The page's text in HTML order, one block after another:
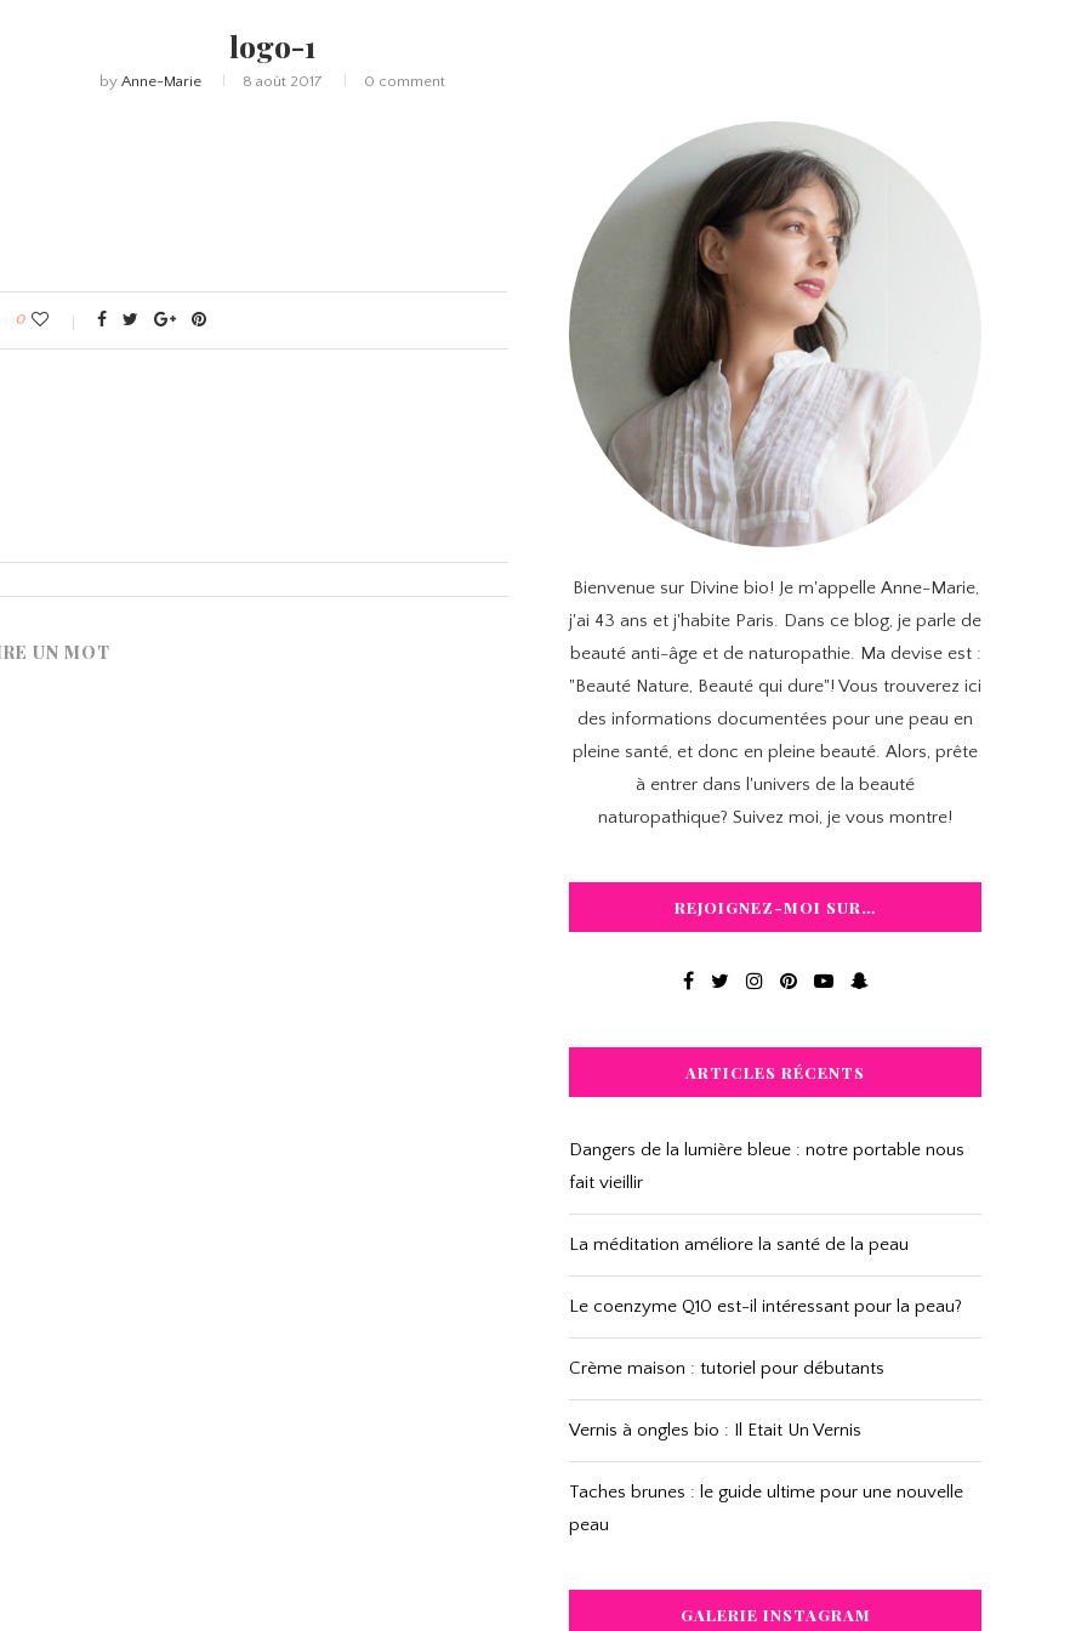
logo-1
by Anne-Marie 8 août 2017 0 comment
0
UN MOT
Bienvenue sur Divine bio! Je m'appelle Anne-Marie,
j'ai 43 ans et j'habite Paris. Dans ce blog, je parle de
beauté anti-âge et de naturopathie. Ma devise est :
"Beauté Nature, Beauté qui dure"! Vous trouverez ici
des informations documentées pour une peau en
pleine santé, et donc en pleine beauté. Alors, prête
à entrer dans l'univers de la beauté
naturopathique? Suivez moi, je vous montre!
REJOIGNEZ-MOI SUR…
ARTICLES RÉCENTS
Dangers de la lumière bleue : notre portable nous
fait vieillir
La méditation améliore la santé de la peau
Le coenzyme Q10 est-il intéressant pour la peau?
Crème maison : tutoriel pour débutants
Vernis à ongles bio : Il Etait Un Vernis
Taches brunes : le guide ultime pour une nouvelle
peau
GALERIE INSTAGRAM